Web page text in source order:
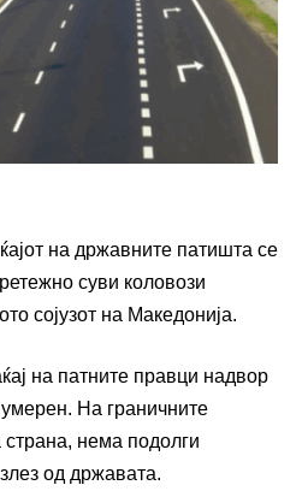
на државните патишта се
суви коловози
сојузот на Македонија.
на патните правци надвор
На граничните
нема подолги
од државата.